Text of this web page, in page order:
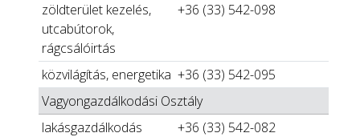
zöldterület kezelés,
utcabútorok,
rágcsálóirtás
+36 (33) 542-098
közvilágítás, energetika +36 (33) 542-095
Vagyongazdálkodási Osztály
lakásgazdálkodás
+36 (33) 542-082